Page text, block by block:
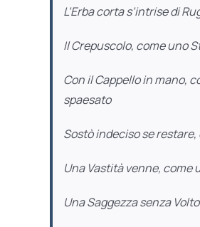
L’Erba corta s’intrise di
Il Crepuscolo, come uno
Con il Cappello in mano,
spaesato
Sostò indeciso se restare,
Una Vastità venne, come
Una Saggezza senza